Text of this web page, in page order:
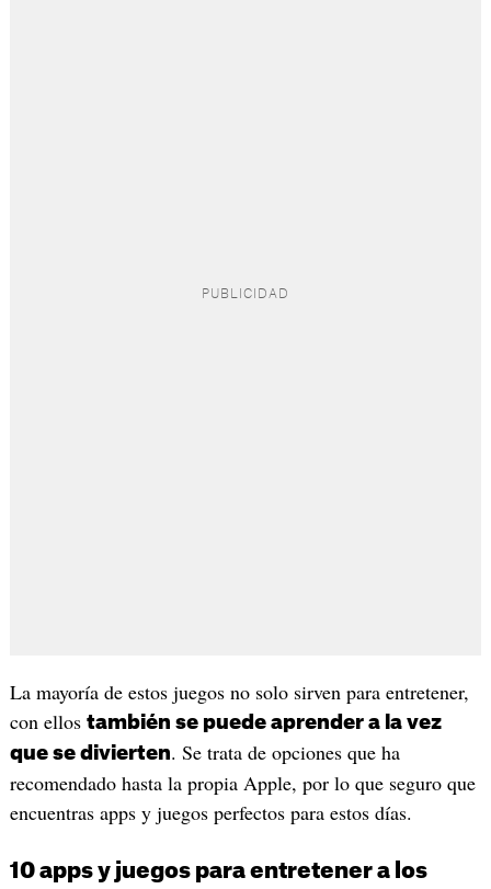
La mayoría de estos juegos no solo sirven para entretener,
con ellos también se puede aprender a la vez
que se divierten. Se trata de opciones que ha
recomendado hasta la propia Apple, por lo que seguro que
encuentras apps y juegos perfectos para estos días.
10 apps y juegos para entretener a los